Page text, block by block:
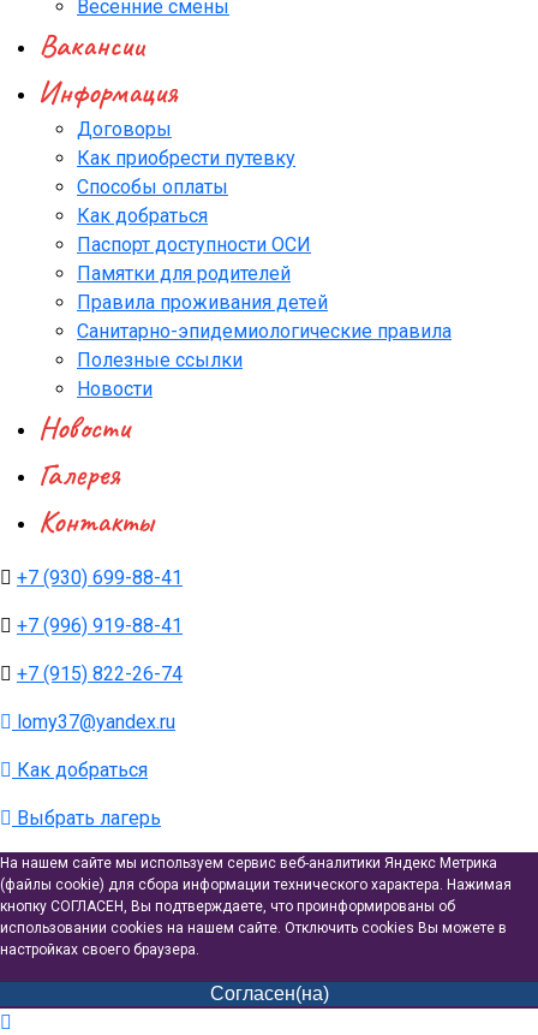
Весенние смены
Вакансии
Информация
Договоры
Как приобрести путевку
Способы оплаты
Как добраться
Паспорт доступности ОСИ
Памятки для родителей
Правила проживания детей
Санитарно-эпидемиологические правила
Полезные ссылки
Новости
Новости
Галерея
Контакты
+7 (930) 699-88-41
+7 (996) 919-88-41
+7 (915) 822-26-74
lomy37@yandex.ru
Как добраться
Выбрать лагерь
На нашем сайте мы используем сервис веб-аналитики Яндекс Метрика
(файлы cookie) для сбора информации технического характера. Нажимая
кнопку СОГЛАСЕН, Вы подтверждаете, что проинформированы об
использовании cookies на нашем сайте. Отключить cookies Вы можете в
настройках своего браузера.
Согласен(на)